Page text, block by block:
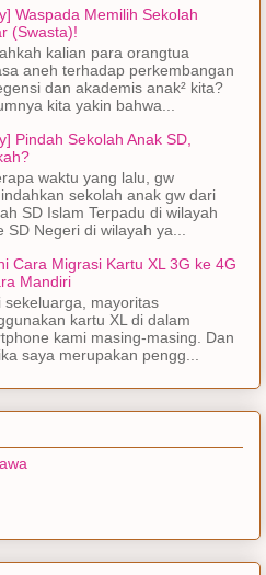
Waspada Memilih Sekolah
(Swasta)!
kalian para orangtua
aneh terhadap perkembangan
dan akademis anak² kita?
kita yakin bahwa...
Pindah Sekolah Anak SD,
waktu yang lalu, gw
sekolah anak gw dari
SD Islam Terpadu di wilayah
Negeri di wilayah ya...
Cara Migrasi Kartu XL 3G ke 4G
Mandiri
sekeluarga, mayoritas
kartu XL di dalam
kami masing-masing. Dan
saya merupakan pengg...